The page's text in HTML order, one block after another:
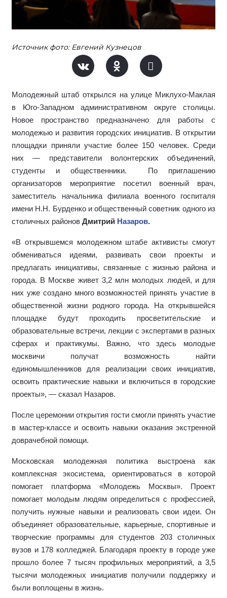
Источник фото: Евгений Кузнецов
Молодежный штаб открылся на улице Миклухо-Маклая
в Юго-Западном административном округе столицы.
Новое пространство предназначено для работы с
молодежью и развития городских инициатив. В открытии
площадки приняли участие более 150 человек. Среди
них — представители волонтерских объединений,
студенты и общественники.
По приглашению
организаторов мероприятие посетил военный врач,
заместитель начальника филиала военного госпиталя
имени Н.Н. Бурденко и общественный советник одного из
столичных районов Дмитрий Назаров.
«В открывшемся молодежном штабе активисты смогут
обмениваться идеями, развивать свои проекты и
предлагать инициативы, связанные с жизнью района и
города. В Москве живет 3,2 млн молодых людей, и для
них уже создано много возможностей принять участие в
общественной жизни родного города. На открывшейся
площадке будут проходить просветительские и
образовательные встречи, лекции с экспертами в разных
сферах и практикумы. Важно, что здесь молодые
москвичи получат возможность найти
единомышленников для реализации своих инициатив,
освоить практические навыки и включиться в городские
проекты», — сказал Назаров.
После церемонии открытия гости смогли принять участие
в мастер-классе и освоить навыки оказания экстренной
доврачебной помощи.
Московская молодежная политика выстроена как
комплексная экосистема, ориентироваться в которой
помогает платформа «Молодежь Москвы». Проект
помогает молодым людям определиться с профессией,
получить нужные навыки и реализовать свои идеи. Он
объединяет образовательные, карьерные, спортивные и
творческие программы для студентов 203 столичных
вузов и 178 колледжей. Благодаря проекту в городе уже
прошло более 7 тысяч профильных мероприятий, а 3,5
тысячи молодежных инициатив получили поддержку и
были воплощены в жизнь.